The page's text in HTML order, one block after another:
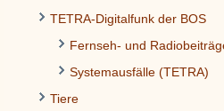
TETRA-Digitalfunk der BOS
Fernseh- und
Systemausfälle (TETRA)
Tiere